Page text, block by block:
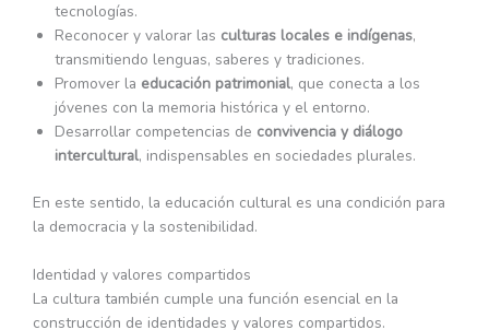
tecnologías.
Reconocer y valorar las culturas locales e indígenas,
transmitiendo lenguas, saberes y tradiciones.
Promover la educación patrimonial, que conecta a los
jóvenes con la memoria histórica y el entorno.
Desarrollar competencias de convivencia y diálogo
intercultural, indispensables en sociedades plurales.
En este sentido, la educación cultural es una condición para
la democracia y la sostenibilidad.
Identidad y valores compartidos
La cultura también cumple una función esencial en la
construcción de identidades y valores compartidos.